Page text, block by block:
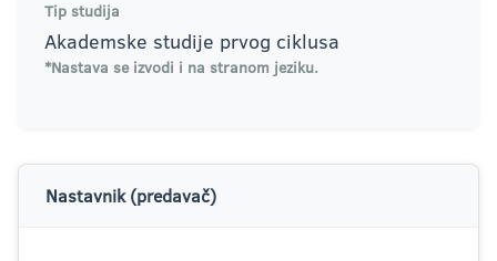
Tip studija
Akademske studije prvog ciklusa
*Nastava se izvodi i na stranom jeziku.
Nastavnik (predavač)